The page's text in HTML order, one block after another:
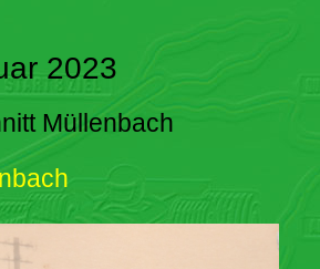
2023
Müllenbach